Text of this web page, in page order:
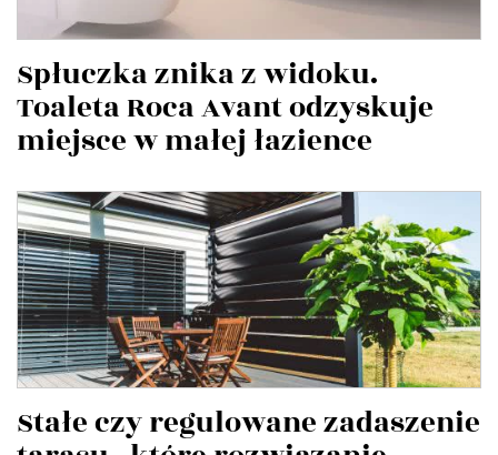
Spłuczka znika z widoku.
Toaleta Roca Avant odzyskuje
miejsce w małej łazience
Stałe czy regulowane zadaszenie